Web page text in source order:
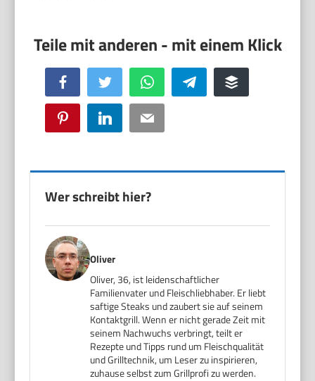
Facebook Twitter WhatsApp Telegram Buffer
Pinterest LinkedIn Email
Wer schreibt hier?
Oliver
Oliver, 36, ist leidenschaftlicher
Familienvater und Fleischliebhaber. Er liebt
saftige Steaks und zaubert sie auf seinem
Kontaktgrill. Wenn er nicht gerade Zeit mit
seinem Nachwuchs verbringt, teilt er
Rezepte und Tipps rund um Fleischqualität
und Grilltechnik, um Leser zu inspirieren,
zuhause selbst zum Grillprofi zu werden.